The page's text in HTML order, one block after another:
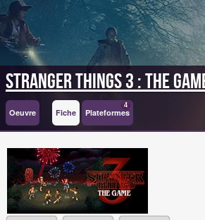
Stranger Things 3 : The
Oeuvre Fiche Plateformes
4